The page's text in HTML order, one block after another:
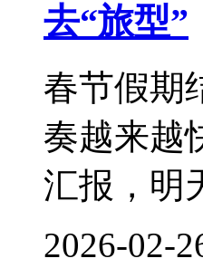
去“旅型”
春节假期
奏越来越
汇报，明
2026-02-